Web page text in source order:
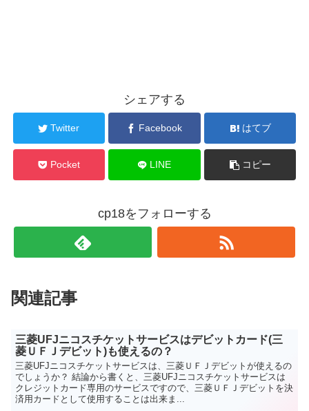
シェアする
Twitter Facebook はてブ
Pocket LINE コピー
cp18をフォローする
関連記事
三菱UFJニコスチケットサービスはデビットカード(三
菱ＵＦＪデビット)も使えるの？
三菱UFJニコスチケットサービスは、三菱ＵＦＪデビットが使えるの
でしょうか？ 結論から書くと、三菱UFJニコスチケットサービスは
クレジットカード専用のサービスですので、三菱ＵＦＪデビットを決
済用カードとして使用することは出来ま...